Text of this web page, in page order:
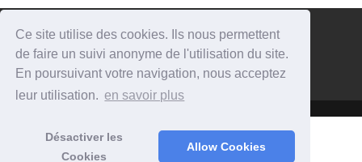
Ce site utilise des cookies. Ils nous permettent
de faire un suivi anonyme de l'utilisation du site.
En poursuivant votre navigation, nous acceptez
leur utilisation. en savoir plus
Désactiver les
Cookies
Allow Cookies
Accueil Webcams ici et là
Idées week-end
L’agenda en Haute-Savoie
A propos
Contact
Mentions légales
Politique de confidentialité